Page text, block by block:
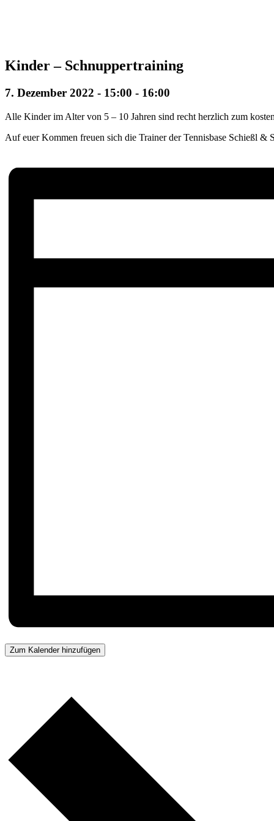
Kinder – Schnuppertraining
7. Dezember 2022 - 15:00 - 16:00
Alle Kinder im Alter von 5 – 10 Jahren sind recht herzlich zum
Auf euer Kommen freuen sich die Trainer der Tennisbase Schießl &
Zum Kalender hinzufügen